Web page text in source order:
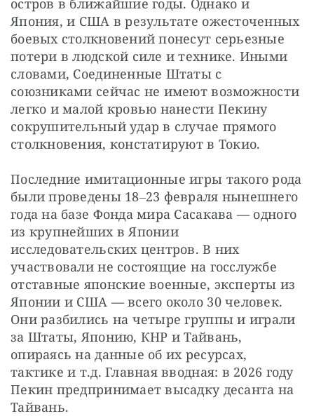
Япония, и США в результате ожесточенных
боевых столкновений понесут серьезные
потери в людской силе и технике. Иными
словами, Соединенные Штаты с
союзниками сейчас не имеют возможности
легко и малой кровью нанести Пекину
сокрушительный удар в случае прямого
столкновения, констатируют в Токио.
Последние имитационные игры такого рода
были проведены 18‒23 февраля нынешнего
года на базе Фонда мира Сасакава — одного
из крупнейших в Японии
исследовательских центров. В них
участвовали не состоящие на госслужбе
отставные японские военные, эксперты из
Японии и США — всего около 30 человек.
Они разбились на четыре группы и играли
за Штаты, Японию, КНР и Тайвань,
опираясь на данные об их ресурсах,
тактике и т.д. Главная вводная: в 2026 году
Пекин предпринимает высадку десанта на
Тайвань.